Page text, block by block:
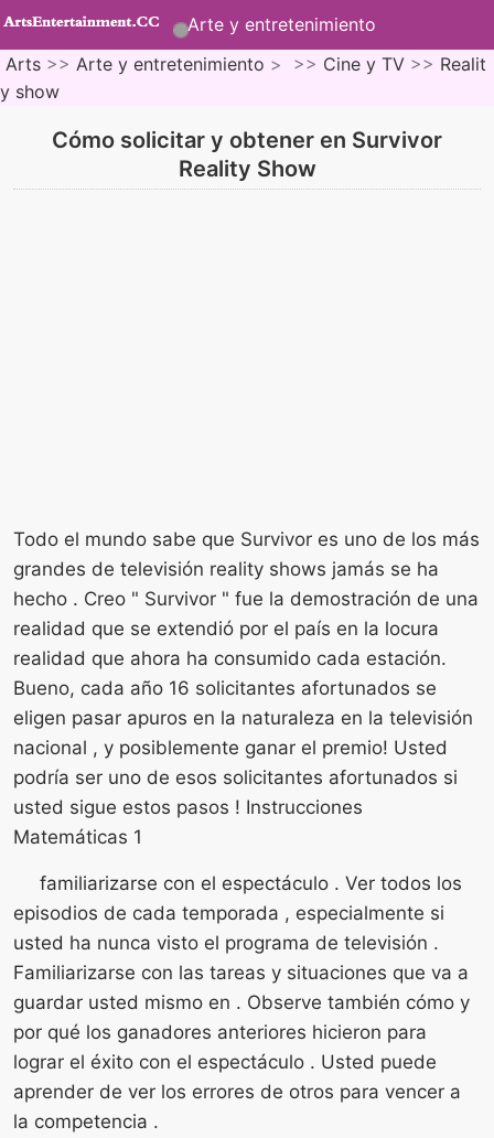
Arte y entretenimiento
Arts >> Arte y entretenimiento > >> Cine y TV >> Realit
y show
Cómo solicitar y obtener en Survivor
Reality Show
Todo el mundo sabe que Survivor es uno de los más
grandes de televisión reality shows jamás se ha
hecho . Creo " Survivor " fue la demostración de una
realidad que se extendió por el país en la locura
realidad que ahora ha consumido cada estación.
Bueno, cada año 16 solicitantes afortunados se
eligen pasar apuros en la naturaleza en la televisión
nacional , y posiblemente ganar el premio! Usted
podría ser uno de esos solicitantes afortunados si
usted sigue estos pasos ! Instrucciones
Matemáticas 1
familiarizarse con el espectáculo . Ver todos los
episodios de cada temporada , especialmente si
usted ha nunca visto el programa de televisión .
Familiarizarse con las tareas y situaciones que va a
guardar usted mismo en . Observe también cómo y
por qué los ganadores anteriores hicieron para
lograr el éxito con el espectáculo . Usted puede
aprender de ver los errores de otros para vencer a
la competencia .